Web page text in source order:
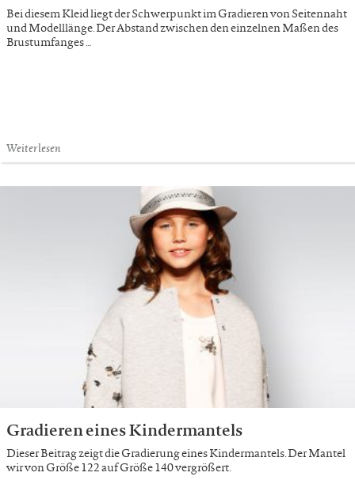
Bei diesem Kleid liegt der Schwerpunkt im Gradieren von Seitennaht
und Modelllänge. Der Abstand zwischen den einzelnen Maßen des
Brustumfanges …
Weiterlesen
Gradieren eines Kindermantels
Dieser Beitrag zeigt die Gradierung eines Kindermantels. Der Mantel
wir von Größe 122 auf Größe 140 vergrößert.